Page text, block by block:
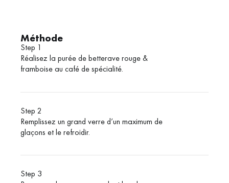
Méthode
Step 1
Réalisez la purée de betterave rouge &
framboise au café de spécialité.
Step 2
Remplissez un grand verre d’un maximum de
glaçons et le refroidir.
Step 3